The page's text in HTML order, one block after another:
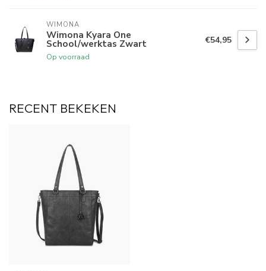
WIMONA
Wimona Kyara One
School/werktas Zwart
Op voorraad
€54,95
RECENT BEKEKEN